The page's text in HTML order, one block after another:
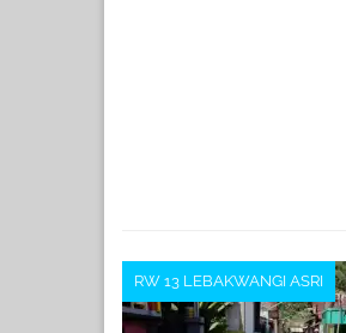
RW 13 LEBAKWANGI ASRI